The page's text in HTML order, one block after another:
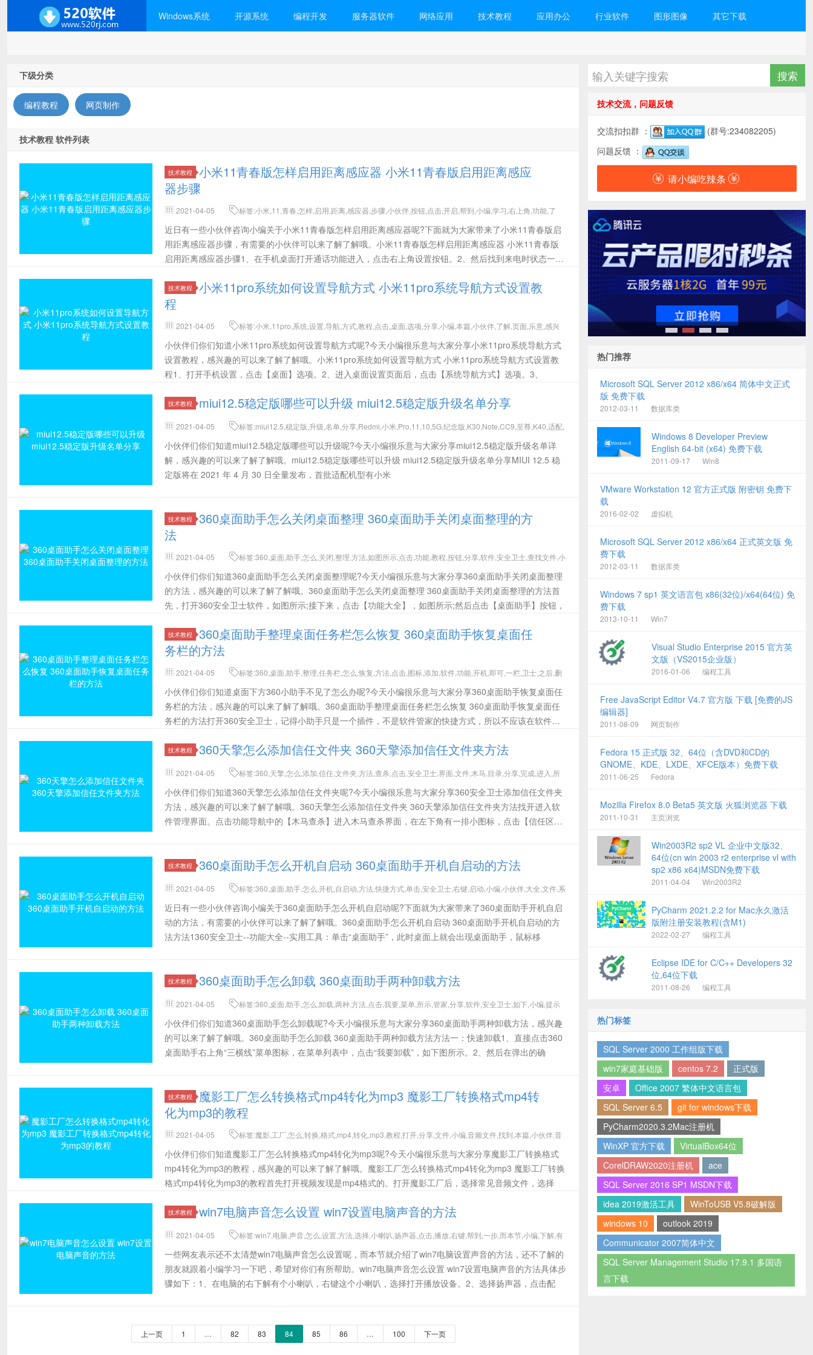
Windows系统 开源系统 编程开发 服务器软件 网络应用 技术教程 应用办公 行业软件 图形图像 其它下载
下级分类
编程教程 网页制作
技术教程 软件列表
技术教程
小米11青春版怎样启用距离感应器 小米11青春版启用距离感应
器步骤
2021-04-05
标签:小米,11,青春,怎样,启用,距离,感应器,步骤,小伙伴,按钮,点击,开启,帮到,小编,学习,右上角,功能,了
近日有一些小伙伴咨询小编关于小米11青春版怎样启用距离感应器呢?下面就为大家带来了小米11青春版启
用距离感应器步骤，有需要的小伙伴可以来了解了解哦。小米11青春版怎样启用距离感应器 小米11青春版
启用距离感应器步骤1、在手机桌面打开通话功能进入，点击右上角设置按钮。2、然后找到来电时状态一
技术教程
小米11pro系统如何设置导航方式 小米11pro系统导航方式设置教
程
2021-04-05
标签:小米,11pro,系统,设置,导航,方式,教程,点击,桌面,选项,分享,小编,本篇,小伙伴,了解,页面,乐意,感兴
小伙伴们你们知道小米11pro系统如何设置导航方式呢?今天小编很乐意与大家分享小米11pro系统导航方式
设置教程，感兴趣的可以来了解了解哦。小米11pro系统如何设置导航方式 小米11pro系统导航方式设置教
程1、打开手机设置，点击【桌面】选项。2、进入桌面设置页面后，点击【系统导航方式】选项。3、
技术教程 miui12.5稳定版哪些可以升级 miui12.5稳定版升级名单分享
2021-04-05
标签:miui12.5,稳定版,升级,名单,分享,Redmi,小米,Pro,11,10,5G,纪念版,K30,Note,CC9,至尊,K40,适配,
小伙伴们你们知道miui12.5稳定版哪些可以升级呢?今天小编很乐意与大家分享miui12.5稳定版升级名单详
解，感兴趣的可以来了解了解哦。miui12.5稳定版哪些可以升级 miui12.5稳定版升级名单分享MIUI 12.5 稳
定版将在 2021 年 4 月 30 日全量发布，首批适配机型有小米
技术教程
360桌面助手怎么关闭桌面整理 360桌面助手关闭桌面整理的方
法
2021-04-05
标签:360,桌面,助手,怎么,关闭,整理,方法,如图所示,点击,功能,教程,按钮,分享,软件,安全卫士,查找文件,小
小伙伴们你们知道360桌面助手怎么关闭桌面整理呢?今天小编很乐意与大家分享360桌面助手关闭桌面整理
的方法，感兴趣的可以来了解了解哦。360桌面助手怎么关闭桌面整理 360桌面助手关闭桌面整理的方法首
先，打开360安全卫士软件，如图所示;接下来，点击【功能大全】，如图所示;然后点击【桌面助手】按钮，
技术教程
360桌面助手整理桌面任务栏怎么恢复 360桌面助手恢复桌面任
务栏的方法
2021-04-05
标签:360,桌面,助手,整理,任务栏,怎么,恢复,方法,点击,图标,添加,软件,功能,开机,即可,一栏,卫士,之后,删
小伙伴们你们知道桌面下方360小助手不见了怎么办呢?今天小编很乐意与大家分享360桌面助手恢复桌面任
务栏的方法，感兴趣的可以来了解了解哦。360桌面助手整理桌面任务栏怎么恢复 360桌面助手恢复桌面任
务栏的方法打开360安全卫士，记得小助手只是一个插件，不是软件管家的快捷方式，所以不应该在软件管
技术教程 360天擎怎么添加信任文件夹 360天擎添加信任文件夹方法
2021-04-05
标签:360,天擎,怎么,添加,信任,文件夹,方法,查杀,点击,安全卫士,界面,文件,木马,目录,分享,完成,进入,所
小伙伴们你们知道360天擎怎么添加信任文件夹呢?今天小编很乐意与大家分享360安全卫士添加信任文件夹
方法，感兴趣的可以来了解了解哦。360天擎怎么添加信任文件夹 360天擎添加信任文件夹方法找开进入软
件管理界面。点击功能导航中的【木马查杀】进入木马查杀界面，在左下角有一排小图标，点击【信任区】
技术教程 360桌面助手怎么开机自启动 360桌面助手开机自启动的方法
2021-04-05
标签:360,桌面,助手,怎么,开机,自启动,方法,快捷方式,单击,安全卫士,右键,启动,小编,小伙伴,大全,文件,系
近日有一些小伙伴咨询小编关于360桌面助手怎么开机自启动呢?下面就为大家带来了360桌面助手开机自启
动的方法，有需要的小伙伴可以来了解了解哦。360桌面助手怎么开机自启动 360桌面助手开机自启动的方
法方法1360安全卫士--功能大全--实用工具：单击“桌面助手”，此时桌面上就会出现桌面助手，鼠标移
技术教程 360桌面助手怎么卸载 360桌面助手两种卸载方法
2021-04-05
标签:360,桌面,助手,怎么,卸载,两种,方法,点击,我要,菜单,所示,管家,分享,软件,安全卫士,如下,小编,提示
小伙伴们你们知道360桌面助手怎么卸载呢?今天小编很乐意与大家分享360桌面助手两种卸载方法，感兴趣
的可以来了解了解哦。360桌面助手怎么卸载 360桌面助手两种卸载方法方法一：快速卸载1、直接点击360
桌面助手右上角“三横线”菜单图标，在菜单列表中，点击“我要卸载”，如下图所示。2、然后在弹出的确
技术教程
魔影工厂怎么转换格式mp4转化为mp3 魔影工厂转换格式mp4转
化为mp3的教程
2021-04-05
标签:魔影,工厂,怎么,转换,格式,mp4,转化,mp3,教程,打开,分享,文件,小编,音频文件,找到,本篇,小伙伴,音
小伙伴们你们知道魔影工厂怎么转换格式mp4转化为mp3呢?今天小编很乐意与大家分享魔影工厂转换格式
mp4转化为mp3的教程，感兴趣的可以来了解了解哦。魔影工厂怎么转换格式mp4转化为mp3 魔影工厂转换
格式mp4转化为mp3的教程首先打开视频发现是mp4格式的。打开魔影工厂后，选择常见音频文件，选择
技术教程 win7电脑声音怎么设置 win7设置电脑声音的方法
2021-04-05
标签:win7,电脑,声音,怎么,设置,方法,选择,小喇叭,扬声器,点击,播放,右键,帮到,一步,而本节,小编,下解,有
一些网友表示还不太清楚win7电脑声音怎么设置呢，而本节就介绍了win7电脑设置声音的方法，还不了解的
朋友就跟着小编学习一下吧，希望对你们有所帮助。win7电脑声音怎么设置 win7设置电脑声音的方法具体步
骤如下：1、在电脑的右下解有个小喇叭，右键这个小喇叭，选择打开播放设备。2、选择扬声器，点击配
上一页 1 … 82 83 84 85 86 … 100 下一页
技术交流，问题反馈
交流扣扣群 ：
(群号:234082205)
问题反馈 ：
请小编吃辣条
热门推荐
Microsoft SQL Server 2012 x86/x64 简体中文正式
版 免费下载
2012-03-11 数据库类
Windows 8 Developer Preview
English 64-bit (x64) 免费下载
2011-09-17 Win8
VMware Workstation 12 官方正式版 附密钥 免费下
载
2016-02-02 虚拟机
Microsoft SQL Server 2012 x86/x64 正式英文版 免
费下载
2012-03-11 数据库类
Windows 7 sp1 英文语言包 x86(32位)/x64(64位) 免
费下载
2013-10-11 Win7
Visual Studio Enterprise 2015 官方英
文版（VS2015企业版）
2016-01-06 编程工具
Free JavaScript Editor V4.7 官方版 下载 [免费的JS
编辑器]
2011-08-09 网页制作
Fedora 15 正式版 32、64位（含DVD和CD的
GNOME、KDE、LXDE、XFCE版本）免费下载
2011-06-25 Fedora
Mozilla Firefox 8.0 Beta5 英文版 火狐浏览器 下载
2011-10-31 主页浏览
Win2003R2 sp2 VL 企业中文版32、
64位(cn win 2003 r2 enterprise vl with
sp2 x86 x64)MSDN免费下载
2011-04-04 Win2003R2
PyCharm 2021.2.2 for Mac永久激活
版附注册安装教程(含M1)
2022-02-27 编程工具
Eclipse IDE for C/C++ Developers 32
位,64位下载
2011-08-26 编程工具
热门标签
SQL Server 2000 工作组版下载
win7家庭基础版
centos 7.2
正式版
安卓
Office 2007 繁体中文语言包
SQL Server 6.5
git for windows下载
PyCharm2020.3.2Mac注册机
WinXP 官方下载
VirtualBox64位
CorelDRAW2020注册机
ace
SQL Server 2016 SP1 MSDN下载
idea 2019激活工具
WinToUSB V5.8破解版
windows 10
outlook 2019
Communicator 2007简体中文
SQL Server Management Studio 17.9.1 多国语
言下载